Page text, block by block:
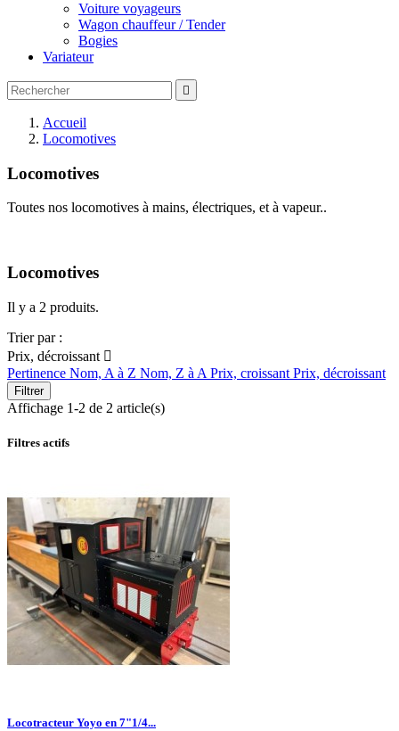
Voiture voyageurs
Wagon chauffeur / Tender
Bogies
Variateur

Accueil
Locomotives
Locomotives
Toutes nos locomotives à mains, électriques, et à vapeur..
Locomotives
Il y a 2 produits.
Trier par :
Prix, décroissant 
Pertinence Nom, A à Z Nom, Z à A Prix, croissant Prix, décroissant
Filtrer
Affichage 1-2 de 2 article(s)
Filtres actifs
Locotracteur Yoyo en 7"1/4...